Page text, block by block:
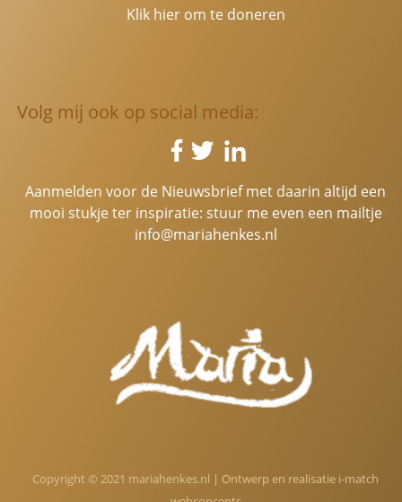
Klik hier om te doneren
Volg mij ook op social media:
Aanmelden voor de Nieuwsbrief met daarin altijd een
mooi stukje ter inspiratie: stuur me even een mailtje
info@mariahenkes.nl
Copyright © 2021 mariahenkes.nl | Ontwerp en realisatie i-match